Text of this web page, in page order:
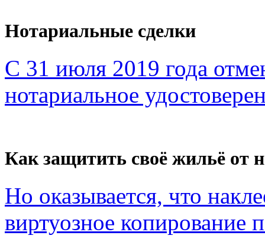
Нотариальные сделки
С 31 июля 2019 года
нотариальное
Как защитить своё жильё от
Но оказывается, что
виртуозное копирование